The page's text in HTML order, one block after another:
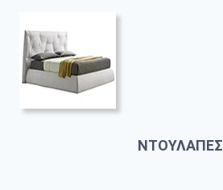
ΝΤΟΥΛΑΠΕΣ